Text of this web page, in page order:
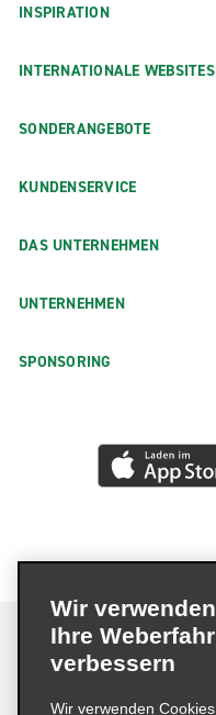
INSPIRATION
INTERNATIONALE WEBSITES
SONDERANGEBOTE
KUNDENSERVICE
DAS UNTERNEHMEN
UNTERNEHMEN
SPONSORING
Impressum
Wir
Ihre
verbessern
Wir verwenden